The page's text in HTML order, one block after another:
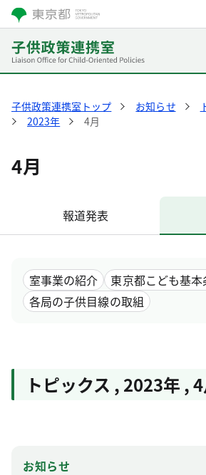
子供政策連携室トップ お知らせ
2023年
4月
4月
報道発表
室事業の紹介
東京都こども基
各局の子供目線の取組
トピックス , 2023年 ,
お知らせ